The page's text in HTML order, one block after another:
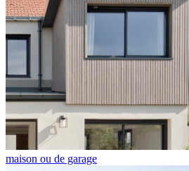
maison ou de garage